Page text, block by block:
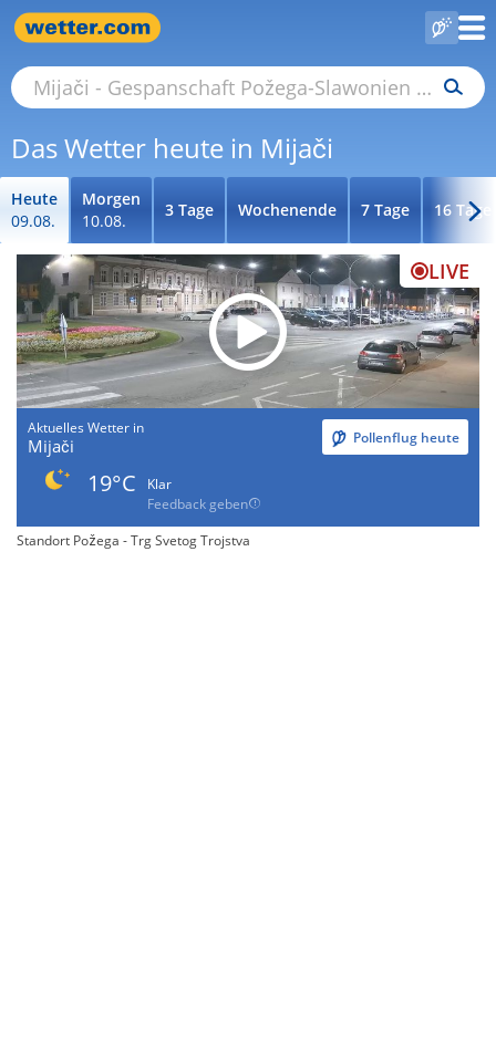
Das Wetter heute in Mijači
Heute
09.08.
Morgen
10.08.
3 Tage Wochenende 7 Tage 16 Tage
LIVE
Aktuelles Wetter in
Mijači Pollenflug heute
19°C
Klar
Feedback geben
Standort Požega - Trg Svetog Trojstva